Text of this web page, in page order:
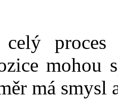
celý
mohou
má